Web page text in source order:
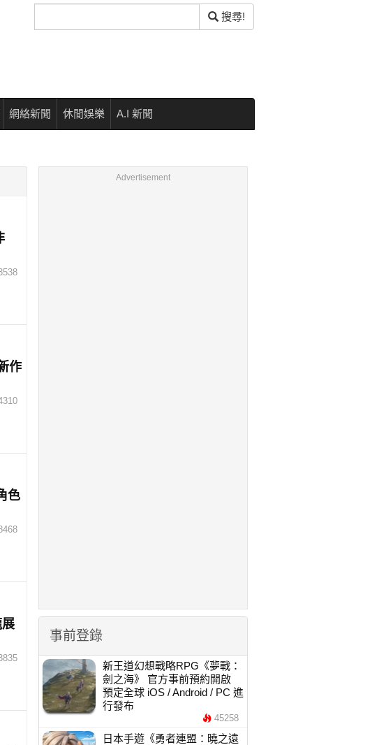
尋
搜尋!
網絡新聞 休閒娛樂 A.I 新聞
作
色
Advertisement
事前登錄
新王道幻想戰略RPG《夢戰：
劍之海》 官方事前預約開啟
預定全球 iOS / Android / PC 進
行發布
45258
日本手遊《勇者連盟：曉之遠